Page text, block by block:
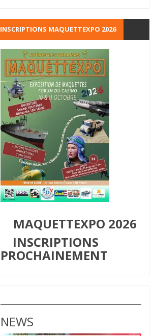
INSCRIPTIONS MAQUETTEXPO 2026
MAQUETTEXPO 2026
INSCRIPTIONS
PROCHAINEMENT
NEWS